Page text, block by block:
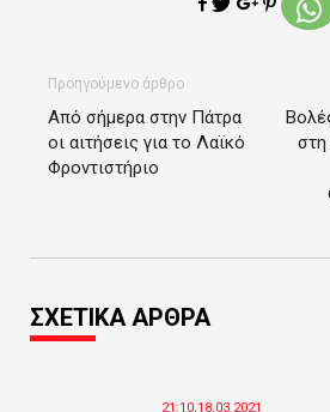
Προηγούμενο άρθρο
Από σήμερα στην Πάτρα
οι αιτήσεις για το Λαϊκό
Φροντιστήριο
ΣΧΕΤΙΚΑ ΑΡΘΡΑ
21:10,18.03.2021